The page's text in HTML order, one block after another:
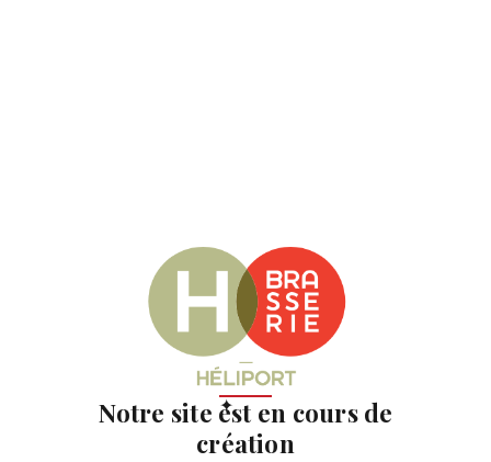
✦
Notre site est en cours de
création